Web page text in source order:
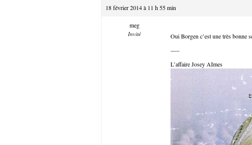
18 février 2014 à 11 h 55 min
meg
Invité
Oui Borgen c’est une très bonne
—–
L’affaire Josey AImes